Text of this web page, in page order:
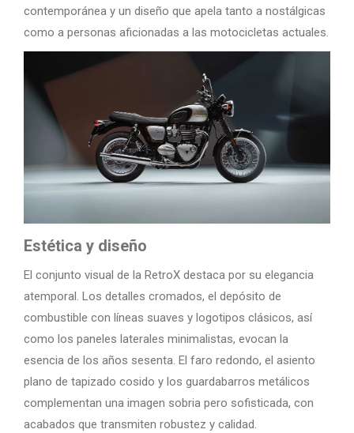
contemporánea y un diseño que apela tanto a nostálgicas
como a personas aficionadas a las motocicletas actuales.
Estética y diseño
El conjunto visual de la RetroX destaca por su elegancia
atemporal. Los detalles cromados, el depósito de
combustible con líneas suaves y logotipos clásicos, así
como los paneles laterales minimalistas, evocan la
esencia de los años sesenta. El faro redondo, el asiento
plano de tapizado cosido y los guardabarros metálicos
complementan una imagen sobria pero sofisticada, con
acabados que transmiten robustez y calidad.